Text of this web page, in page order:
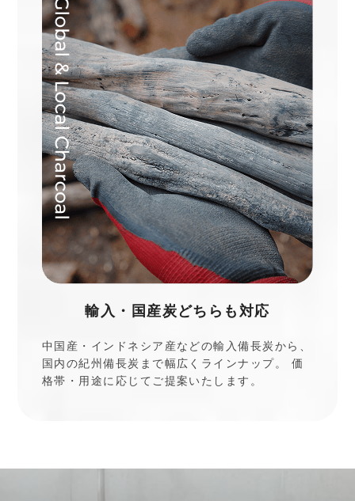
輸入・国産炭どちらも対応
中国産・インドネシア産などの輸入備長炭から、
国内の紀州備長炭まで幅広くラインナップ。 価
格帯・用途に応じてご提案いたします。